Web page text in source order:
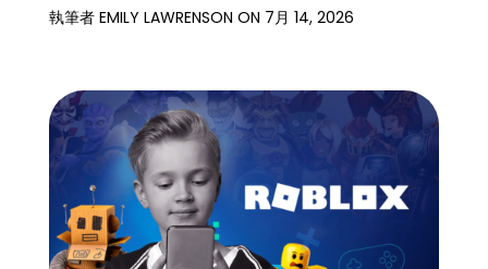
執筆者 EMILY LAWRENSON ON 7月 14, 2026